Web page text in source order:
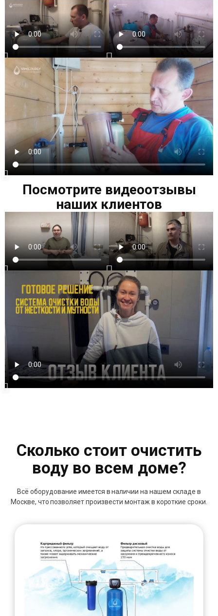
Посмотрите видеоотзывы
наших клиентов
Сколько стоит очистить
воду во всем доме?
Всё оборудование имеется в наличии на нашем складе в
Москве, что позволяет произвести монтаж в короткие сроки.